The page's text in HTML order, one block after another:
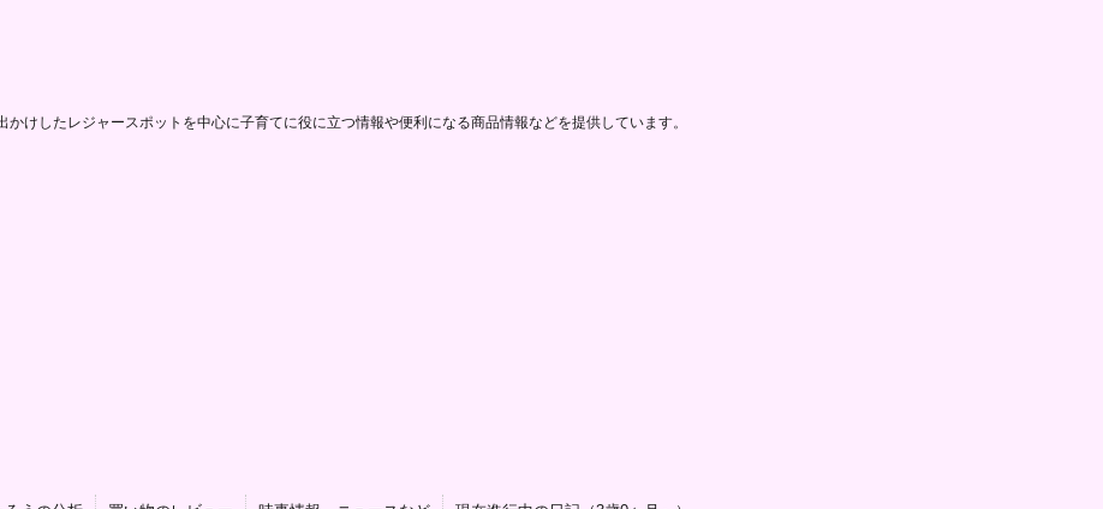
けしたレジャースポットを中心に子育てに役に立つ情報や便利になる商品情報などを提供しています。